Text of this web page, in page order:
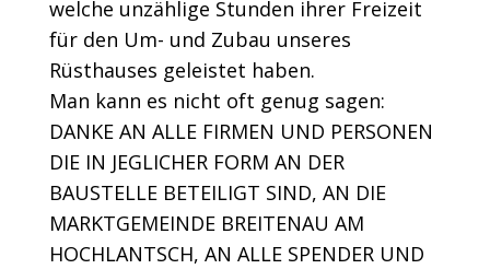
welche unzählige Stunden ihrer Freizeit
für den Um- und Zubau unseres
Rüsthauses geleistet haben.
Man kann es nicht oft genug sagen:
DANKE AN ALLE FIRMEN UND PERSONEN
DIE IN JEGLICHER FORM AN DER
BAUSTELLE BETEILIGT SIND, AN DIE
MARKTGEMEINDE BREITENAU AM
HOCHLANTSCH, AN ALLE SPENDER UND